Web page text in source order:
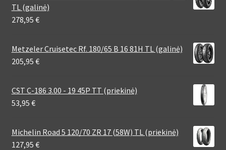
TL (galinė)
278,95 €
Metzeler Cruisetec Rf. 180/65 B 16 81H TL (galinė)
205,95 €
CST C-186 3.00 - 19 45P TT (priekinė)
53,95 €
Michelin Road 5 120/70 ZR 17 (58W) TL (priekinė)
127,95 €